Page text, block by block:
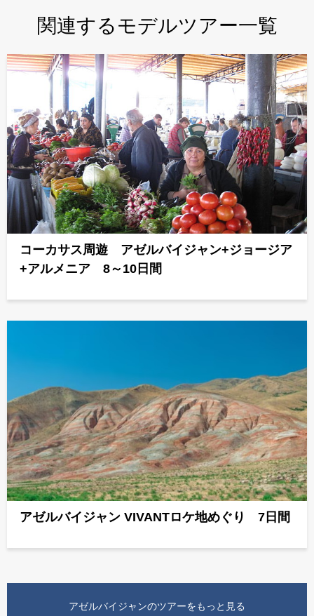
関連するモデルツアー一覧
コーカサス周遊 アゼルバイジャン+ジョージア
+アルメニア 8～10日間
アゼルバイジャン VIVANTロケ地めぐり 7日間
アゼルバイジャンのツアーをもっと見る